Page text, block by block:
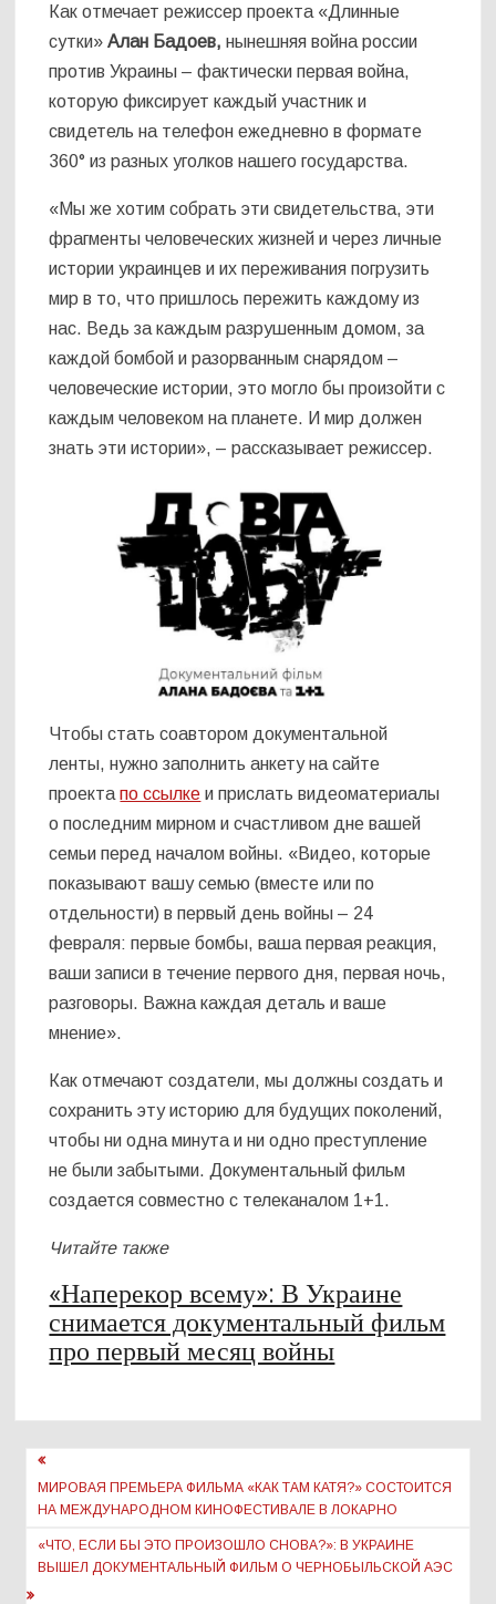
Как отмечает режиссер проекта «Длинные
сутки»Алан Бадоев,нынешняя война россии
против Украины – фактически первая война,
которую фиксирует каждый участник и
свидетель на телефон ежедневно в формате
360° из разных уголков нашего государства.
«Мы же хотим собрать эти свидетельства, эти
фрагменты человеческих жизней и через личные
истории украинцев и их переживания погрузить
мир в то, что пришлось пережить каждому из
нас. Ведь за каждым разрушенным домом, за
каждой бомбой и разорванным снарядом –
человеческие истории, это могло бы произойти с
каждым человеком на планете. И мир должен
знать эти истории», – рассказывает режиссер.
Чтобы стать соавтором документальной
ленты, нужно заполнить анкету на сайте
проектапо ссылке и прислать видеоматериалы
о последним мирном и счастливом дне вашей
семьи перед началом войны. «Видео, которые
показывают вашу семью (вместе или по
отдельности) в первый день войны – 24
февраля: первые бомбы, ваша первая реакция,
ваши записи в течение первого дня, первая ночь,
разговоры. Важна каждая деталь и ваше
мнение».
Как отмечают создатели, мы должны создать и
сохранить эту историю для будущих поколений,
чтобы ни одна минута и ни одно преступление
не были забытыми. Документальный фильм
создается совместно с телеканалом 1+1.
Читайте также
«Наперекор всему»: В Украине
снимается документальный фильм
про первый месяц войны
Навигация
по
записям
МИРОВАЯ ПРЕМЬЕРА ФИЛЬМА «КАК ТАМ КАТЯ?» СОСТОИТСЯ
НА МЕЖДУНАРОДНОМ КИНОФЕСТИВАЛЕ В ЛОКАРНО
«ЧТО, ЕСЛИ БЫ ЭТО ПРОИЗОШЛО СНОВА?»: В УКРАИНЕ
ВЫШЕЛ ДОКУМЕНТАЛЬНЫЙ ФИЛЬМ О ЧЕРНОБЫЛЬСКОЙ АЭС